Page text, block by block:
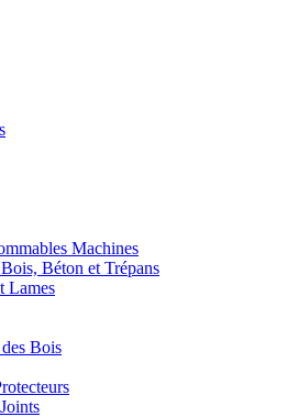
Machines
Béton et Trépans
Lames
Bois